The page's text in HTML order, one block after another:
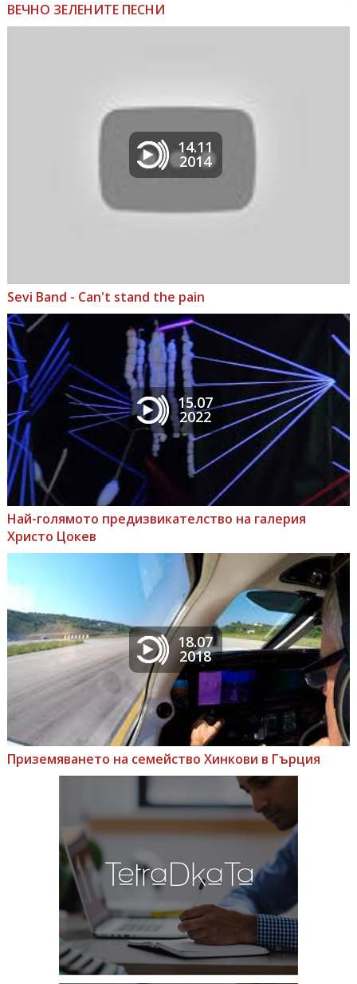
ВЕЧНО ЗЕЛЕНИТЕ ПЕСНИ
14.11
2014
Sevi Band - Can't stand the pain
15.07
2022
Най-голямото предизвикателство на галерия
Христо Цокев
18.07
2018
Приземяването на семейство Хинкови в Гърция